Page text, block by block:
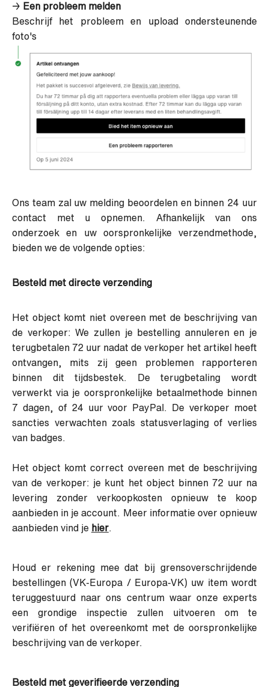
→ Een probleem melden
Beschrijf het probleem en upload ondersteunende
foto's
Ons team zal uw melding beoordelen en binnen 24 uur
contact met u opnemen. Afhankelijk van ons
onderzoek en uw oorspronkelijke verzendmethode,
bieden we de volgende opties:
Besteld met directe verzending
Het object komt niet overeen met de beschrijving van
de verkoper: We zullen je bestelling annuleren en je
terugbetalen 72 uur nadat de verkoper het artikel heeft
ontvangen, mits zij geen problemen rapporteren
binnen dit tijdsbestek. De terugbetaling wordt
verwerkt via je oorspronkelijke betaalmethode binnen
7 dagen, of 24 uur voor PayPal. De verkoper moet
sancties verwachten zoals statusverlaging of verlies
van badges.
Het object komt correct overeen met de beschrijving
van de verkoper: je kunt het object binnen 72 uur na
levering zonder verkoopkosten opnieuw te koop
aanbieden in je account. Meer informatie over opnieuw
aanbieden vind je hier
Houd er rekening mee dat bij grensoverschrijdende
bestellingen (VK-Europa / Europa-VK) uw item wordt
teruggestuurd naar ons centrum waar onze experts
een grondige inspectie zullen uitvoeren om te
verifiëren of het overeenkomt met de oorspronkelijke
beschrijving van de verkoper.
Besteld met geverifieerde verzending